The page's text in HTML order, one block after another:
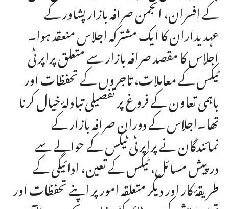
کے افسران، انجمن صرافہ بازار پشاور کے
عہدیداران کا ایک مشترکہ اجلاس منعقد ہوا۔
اجلاس کا مقصد صرافہ بازار سے متعلق پراپرٹی
ٹیکس کے معاملات، تاجروں کے تحفظات اور
باہمی تعاون کے فروغ پر تفصیلی تبادلۂ خیال کرنا
تھا۔اجلاس کے دوران صرافہ بازار کے
نمائندگان نے پراپرٹی ٹیکس کے حوالے سے
درپیش مسائل، ٹیکس کے تعین، ادائیگی کے
طریقۂ کار اور دیگر متعلقہ امور پر اپنے تحفظات اور